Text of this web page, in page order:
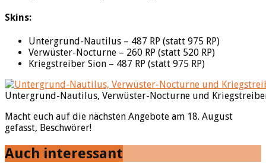
Skins:
Untergrund-Nautilus – 487 RP (statt 975 RP)
Verwüster-Nocturne – 260 RP (statt 520 RP)
Kriegstreiber Sion – 487 RP (statt 975 RP)
Untergrund-Nautilus, Verwüster-Nocturne und
Macht euch auf die nächsten Angebote am 18. August
gefasst, Beschwörer!
Auch interessant